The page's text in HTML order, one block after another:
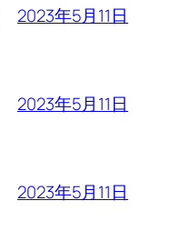
2023年5月11日
2023年5月11日
2023年5月11日